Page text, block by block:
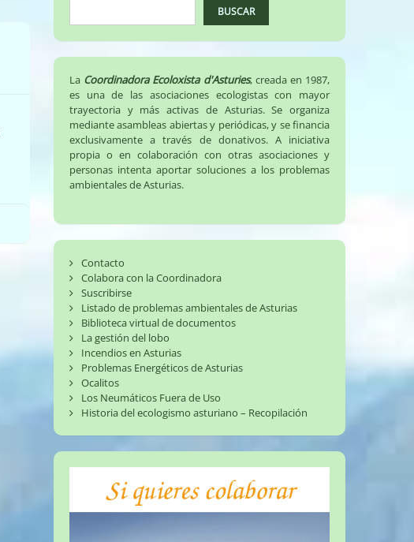
BUSCAR
La Coordinadora Ecoloxista d'Asturies, creada en 1987,
es una de las asociaciones ecologistas con mayor
trayectoria y más activas de Asturias. Se organiza
mediante asambleas abiertas y periódicas, y se financia
exclusivamente a través de donativos. A iniciativa
propia o en colaboración con otras asociaciones y
personas intenta aportar soluciones a los problemas
ambientales de Asturias.
Contacto
Colabora con la Coordinadora
Suscribirse
Listado de problemas ambientales de Asturias
Biblioteca virtual de documentos
La gestión del lobo
Incendios en Asturias
Problemas Energéticos de Asturias
Ocalitos
Los Neumáticos Fuera de Uso
Historia del ecologismo asturiano – Recopilación